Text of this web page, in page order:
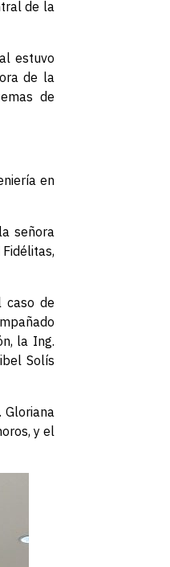
de la
estuvo
de la
de
en
señora
caso de
la Ing.
Solís
Gloriana
y el